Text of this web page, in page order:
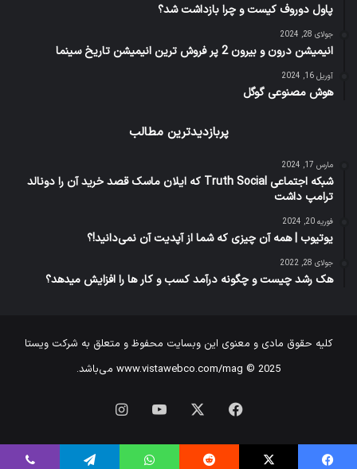
پاول دوروف کیست و چرا بازداشت شد؟
جولای 28, 2024
انیمیشن درون و بیرون 2 پر فروش ترین انیمیشن تاریخ سینما
آوریل 16, 2024
هوش مصنوعی گوگل
پربازدیدترین مطالب
مارس 17, 2024
شبکه اجتماعی Truth Social که ایلان ماسک قصد خرید آن را دونالد
ترامپ داشت
فوریه 20, 2024
یوتیوب | همه آن چیزی که شما از آپدیت آن نمی‌دانید!؟
جولای 28, 2022
هک رشد چیست و چگونه درآمد کسب و کار ها را افزایش میدهد؟
کلیه حقوق مادی و معنوی این وبسایت محفوظ و متعلق به شرکت ویستا
www.vistawebco.com/mag © 2025 می‌باشد.
فیس
بوک
یوتیوب